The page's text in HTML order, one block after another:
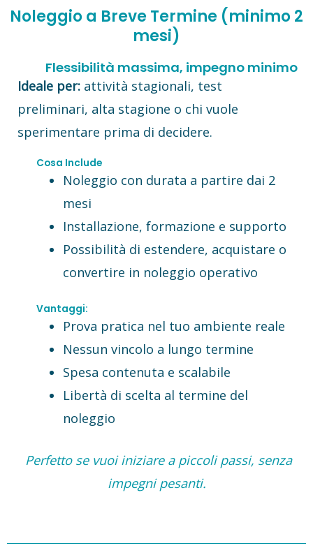
Noleggio a Breve Termine (minimo 2
mesi)
Flessibilità massima, impegno minimo
Ideale per: attività stagionali, test
preliminari, alta stagione o chi vuole
sperimentare prima di decidere.
Cosa Include
Noleggio con durata a partire dai 2
mesi
Installazione, formazione e supporto
Possibilità di estendere, acquistare o
convertire in noleggio operativo
Vantaggi:
Prova pratica nel tuo ambiente reale
Nessun vincolo a lungo termine
Spesa contenuta e scalabile
Libertà di scelta al termine del
noleggio
Perfetto se vuoi iniziare a piccoli passi, senza
impegni pesanti.